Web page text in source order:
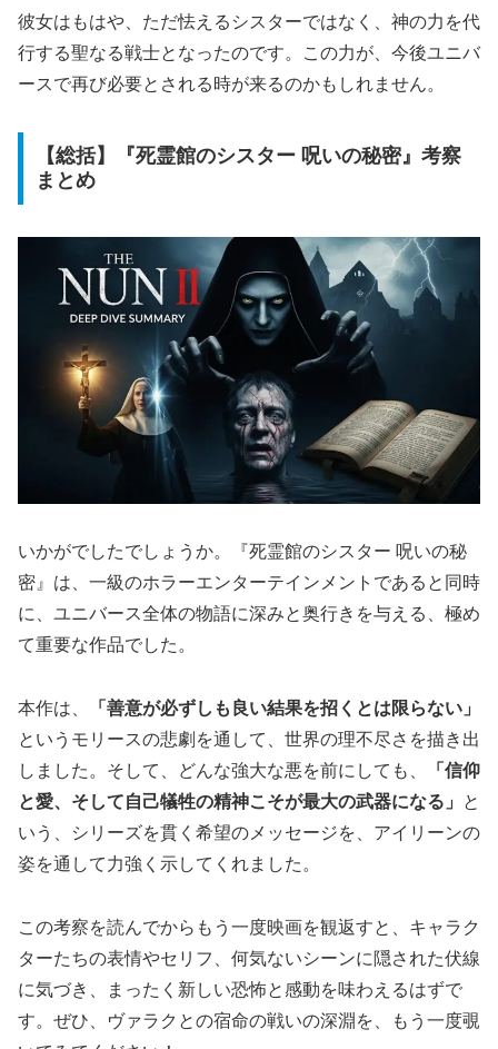
彼女はもはや、ただ怯えるシスターではなく、神の力を代
行する聖なる戦士となったのです。この力が、今後ユニバ
ースで再び必要とされる時が来るのかもしれません。
【総括】『死霊館のシスター 呪いの秘密』考察
まとめ
いかがでしたでしょうか。『死霊館のシスター 呪いの秘
密』は、一級のホラーエンターテインメントであると同時
に、ユニバース全体の物語に深みと奥行きを与える、極め
て重要な作品でした。
本作は、
「善意が必ずしも良い結果を招くとは限らない」
というモリースの悲劇を通して、世界の理不尽さを描き出
しました。そして、どんな強大な悪を前にしても、
「信仰
と愛、そして自己犠牲の精神こそが最大の武器になる」
と
いう、シリーズを貫く希望のメッセージを、アイリーンの
姿を通して力強く示してくれました。
この考察を読んでからもう一度映画を観返すと、キャラク
ターたちの表情やセリフ、何気ないシーンに隠された伏線
に気づき、まったく新しい恐怖と感動を味わえるはずで
す。ぜひ、ヴァラクとの宿命の戦いの深淵を、もう一度覗